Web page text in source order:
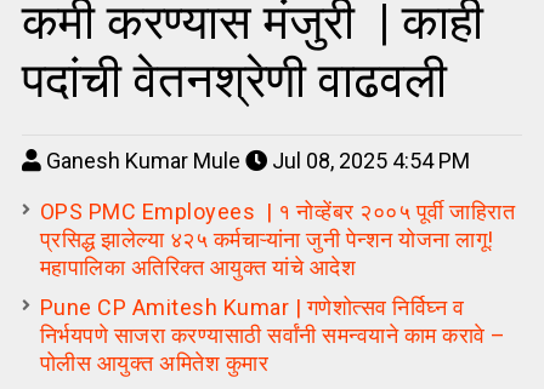
कमी करण्यास मंजुरी | काही
पदांची वेतनश्रेणी वाढवली
Ganesh Kumar Mule
Jul 08, 2025 4:54 PM
OPS PMC Employees | १ नोव्हेंबर २००५ पूर्वी जाहिरात
प्रसिद्ध झालेल्या ४२५ कर्मचाऱ्यांना जुनी पेन्शन योजना लागू!
महापालिका अतिरिक्त आयुक्त यांचे आदेश
Pune CP Amitesh Kumar | गणेशोत्सव निर्विघ्न व
निर्भयपणे साजरा करण्यासाठी सर्वांनी समन्वयाने काम करावे –
पोलीस आयुक्त अमितेश कुमार